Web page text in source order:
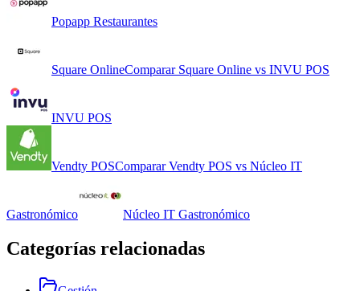
Popapp Restaurantes
Square OnlineComparar Square Online vs INVU POS
INVU POS
Vendty POSComparar Vendty POS vs Núcleo IT
Gastronómico Núcleo IT Gastronómico
Categorías relacionadas